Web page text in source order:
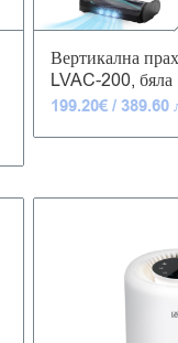
Вертикална
LVAC-200, бяла
199.20€/ 389.60